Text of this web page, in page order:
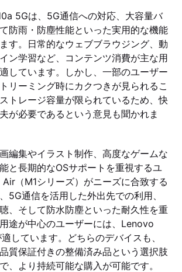
5Gは、5G通信への対応、大容量バ
防雨・防塵性能といった実用的な機能
す。日常的なウェブブラウジング、動
ン学習など、コンテンツ消費が主な用
しています。しかし、一部のユーザー
リーミング時にカクつきが見られるこ
トレージ容量が限られているため、快
が必要であるという意見も聞かれま
編集やイラスト制作、高度なゲームな
と長期的なOSサポートを重視するユ
（M1シリーズ）がニーズに合致する
5G通信を活用した外出先での利用、
、そして防水防塵といった耐久性を重
途が中心のユーザーには、Lenovo
しています。どちらのデバイスも、
質保証付きの整備済み品という選択肢
、より持続可能な購入が可能です。